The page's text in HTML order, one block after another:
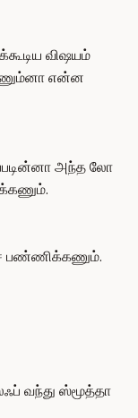
விஷயம்
என்ன
அந்த லோ
பண்ணிக்கணும்.
வந்து ஸ்மூத்தா